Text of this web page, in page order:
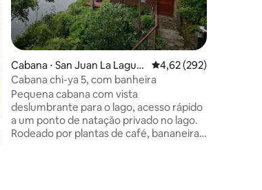
avaliação média de 5, 30 avaliações
Cabana ⋅ San Juan La Lagun
a
4,62 de uma avaliação
4,62 (292)
Cabana chi-ya 5, com banheira
Pequena cabana com vista
deslumbrante para o lago, acesso rápido
a um ponto de natação privado no lago.
Rodeado por plantas de café, bananeiras